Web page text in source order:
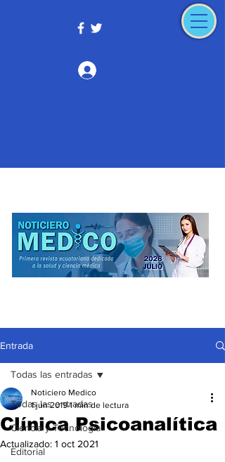
Entrada
Todas las entradas
Ciencia y Tecnología
Editorial
Todas las entradas
Clínica Psicoanalítica
Noticiero Medico
1 jun 2019 1 min de lectura
Actualizado: 1 oct 2021